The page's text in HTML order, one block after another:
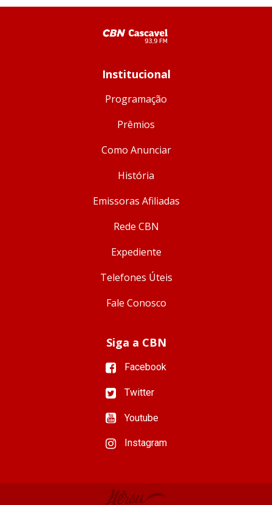
Institucional
Programação
Prêmios
Como Anunciar
História
Emissoras Afiliadas
Rede CBN
Expediente
Telefones Úteis
Fale Conosco
Siga a CBN
Facebook
Twitter
Youtube
Instagram